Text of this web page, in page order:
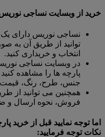
خرید از وبسایت نساجی
نساجی نوریس دارای
توانید از طریق آن به
انتخاب و خریداری کنید.
در وبسایت نساجی
پارچه ها را مشاهده
جنس، طرح، رنگ،
همچنین می توانید از
فروش، نحوه ارسال و
اما توجه نمایید قبل از خرید
نکات توجه فرمایید: